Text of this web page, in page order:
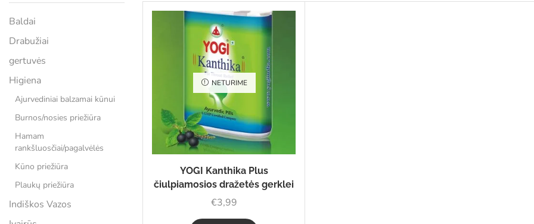
NETURIME
YOGI Kanthika Plus
čiulpiamosios dražetės gerklei
€3,99
Baldai
Drabužiai
gertuvės
Higiena
Ajurvediniai balzamai kūnui
Burnos/nosies priežiūra
Hamam
rankšluosčiai/pagalvėlės
Kūno priežiūra
Plaukų priežiūra
Indiškos Vazos